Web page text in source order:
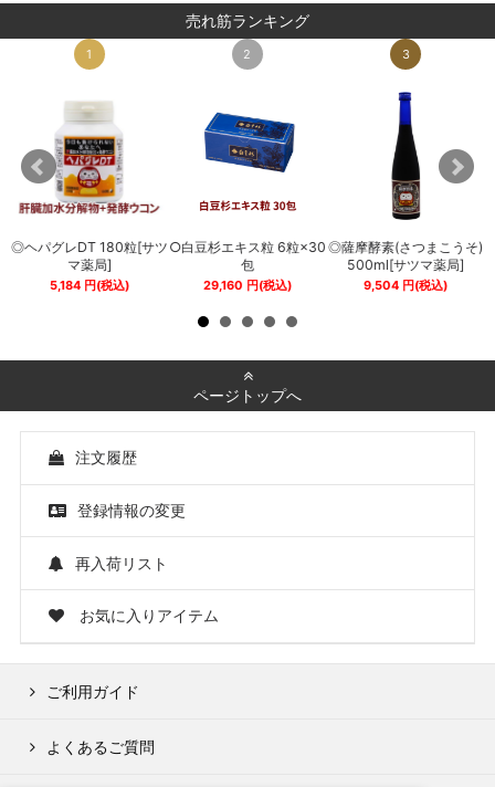
売れ筋ランキング
1
◎ヘパグレDT 180粒[サツ
マ薬局]
5,184円(税込)
2
○白豆杉エキス粒 6粒×30
包
29,160 円(税込)
3
◎薩摩酵素(さつまこうそ)
500ml[サツマ薬局]
9,504 円(税込)
ページトップへ
注文履歴
登録情報の変更
再入荷リスト
お気に入りアイテム
ご利用ガイド
よくあるご質問